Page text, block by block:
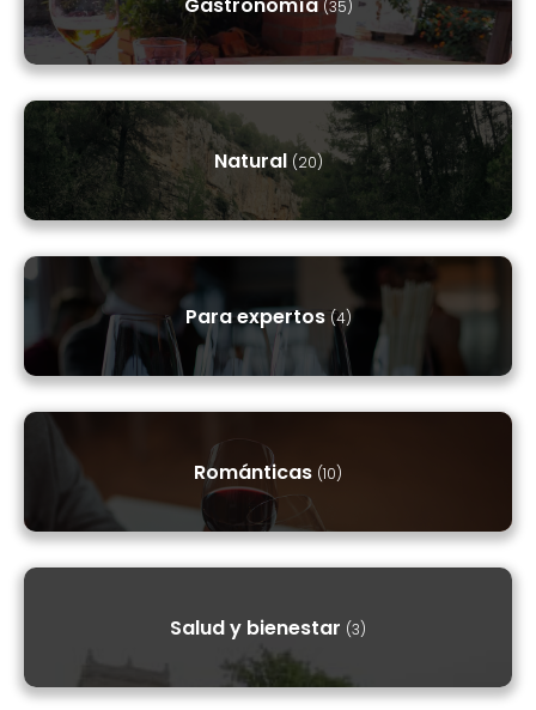
(35)
Natural (20)
Para expertos (4)
Románticas (10)
Salud y bienestar (3)